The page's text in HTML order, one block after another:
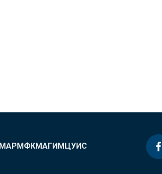
МАРМФКМАГИМЦУИС